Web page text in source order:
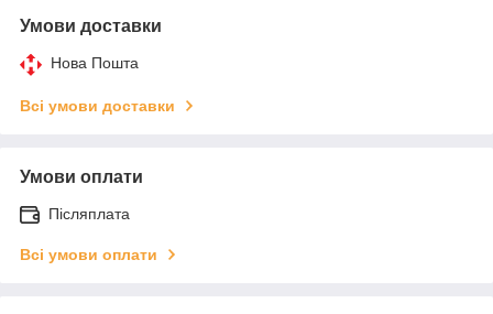
Умови доставки
Нова Пошта
Всі умови доставки
Умови оплати
Післяплата
Всі умови оплати